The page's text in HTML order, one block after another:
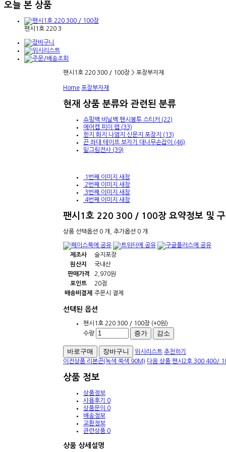
오늘 본 상품
팬시1호 220 3
팬시1호 220 300 / 100장 > 포장부자재
Home 포장부자재
현재 상품 분류와 관련된 분류
쇼핑백 비닐백 팬시봉투 스티커 (22)
에어캡 피이 랩 (33)
한지 화지 나염지 신문지 포장지 (13)
끈 좌대 테이프 보자기 대나무손잡이 (46)
밑그림전사 (39)
1번째 이미지 새창
2번째 이미지 새창
3번째 이미지 새창
4번째 이미지 새창
팬시1호 220 300 / 100장 요약정보 및
상품 선택옵션 0 개, 추가옵션 0 개
제조사
슬지포장
원산지
국내산
판매가격
2,970원
포인트
20점
배송비결제
주문시 결제
선택된 옵션
팬시1호 220 300 / 100장 (+0원)
수량
증가 감소
위시리스트 추천하기
이전상품 리본끈(녹색 쑥색 90M) 다음 상품 팬시2호 300 400/
상품 정보
상품정보
사용후기 0
상품문의 0
배송정보
교환정보
관련상품 0
상품 상세설명